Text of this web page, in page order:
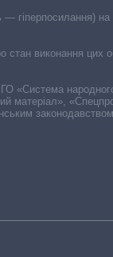
— гіперпосилання)
стан виконання
«Система
матеріал»,